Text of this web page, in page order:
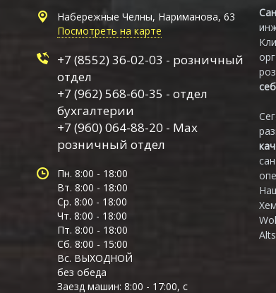
Набережные Челны, Нариманова, 63
Посмотреть на карте
+7 (8552) 36-02-03 - розничный
отдел
+7 (962) 568-60-35 - отдел
бухгалтерии
+7 (960) 064-88-20 - Max
розничный отдел
Пн. 8:00 - 18:00
Вт. 8:00 - 18:00
Ср. 8:00 - 18:00
Чт. 8:00 - 18:00
Пт. 8:00 - 18:00
Сб. 8:00 - 15:00
Вс. ВЫХОДНОЙ
без обеда
Заезд машин: 8:00 - 17:00, с